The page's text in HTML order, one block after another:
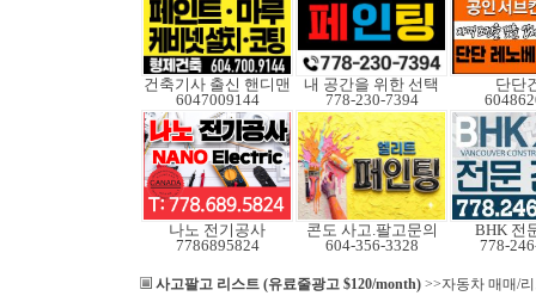
건축기사 출신 핸디맨
6047009144
내 공간을 위한 선택
778-230-7394
단단
나노 전기공사
7786895824
콘도 사고.팔고문의
604-356-3328
BHK 전
778-
사고팔고 리스트 (유료줄광고 $120/month) >>자동차 매매/